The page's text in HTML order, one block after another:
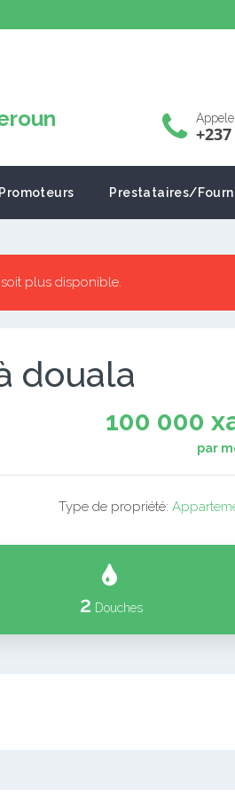
Prestataires/
plus disponible.
douala
100 000
par
Type de propriété:
2 Douches